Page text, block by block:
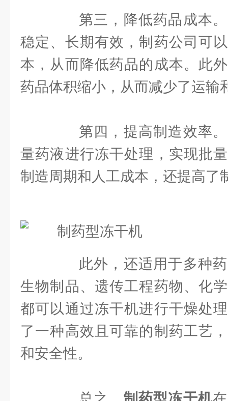
第三，降低药品成本。
稳定、长期有效，制药公司可
本，从而降低药品的成本。此
药品体积缩小，从而减少了运输
第四，提高制造效率。
量药液进行冻干处理，实现批
制造周期和人工成本，还提高了
此外，还适用于多种药
生物制品、遗传工程药物、化
都可以通过冻干机进行干燥处
了一种高效且可靠的制药工艺
和安全性。